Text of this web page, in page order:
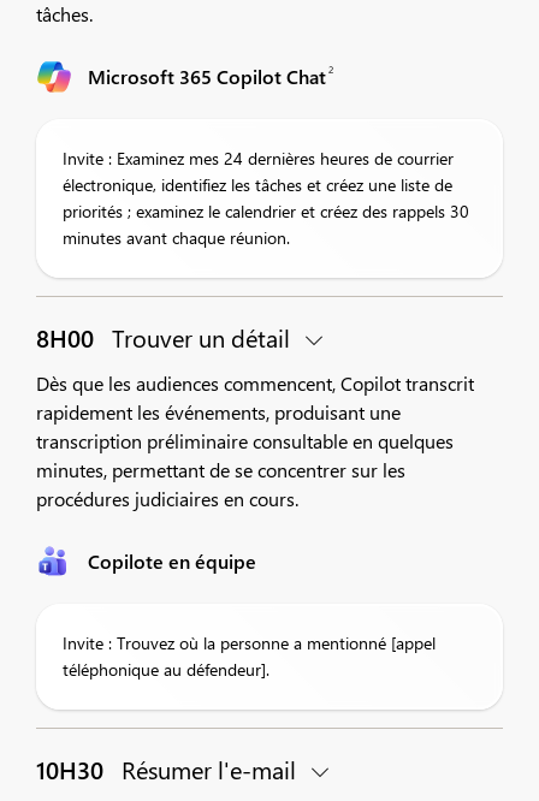
tâches.
Microsoft 365 Copilot Chat2
Invite : Examinez mes 24 dernières heures de courrier
électronique, identifiez les tâches et créez une liste de
priorités ; examinez le calendrier et créez des rappels 30
minutes avant chaque réunion.
8H00 Trouver un détail
Dès que les audiences commencent, Copilot transcrit
rapidement les événements, produisant une
transcription préliminaire consultable en quelques
minutes, permettant de se concentrer sur les
procédures judiciaires en cours.
Copilote en équipe
Invite : Trouvez où la personne a mentionné [appel
téléphonique au défendeur].
10H30 Résumer l'e-mail